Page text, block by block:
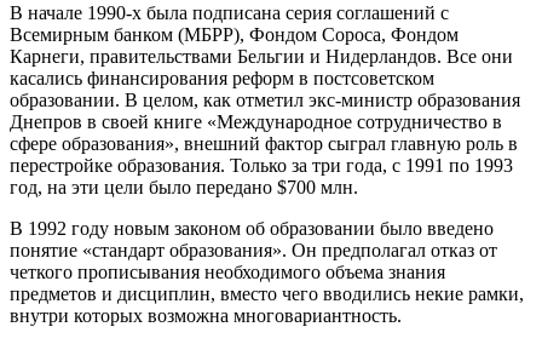
В начале 1990-х была подписана серия соглашений с
Всемирным банком (МБРР), Фондом Сороса, Фондом
Карнеги, правительствами Бельгии и Нидерландов. Все они
касались финансирования реформ в постсоветском
образовании. В целом, как отметил экс-министр образования
Днепров в своей книге «Международное сотрудничество в
сфере образования», внешний фактор сыграл главную роль в
перестройке образования. Только за три года, с 1991 по 1993
год, на эти цели было передано $700 млн.
В 1992 году новым законом об образовании было введено
понятие «стандарт образования». Он предполагал отказ от
четкого прописывания необходимого объема знания
предметов и дисциплин, вместо чего вводились некие рамки,
внутри которых возможна многовариантность.